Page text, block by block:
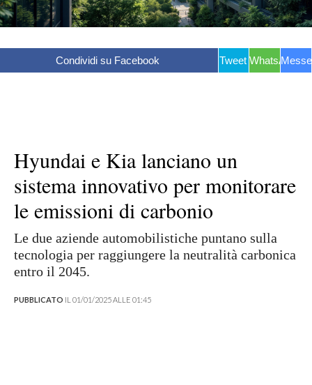
Condividi su Facebook Tweet WhatsApp
Hyundai e Kia lanciano un
sistema innovativo per monitorare
le emissioni di carbonio
Le due aziende automobilistiche puntano sulla
tecnologia per raggiungere la neutralità carbonica
entro il 2045.
PUBBLICATO IL 01/01/2025 ALLE 01:45